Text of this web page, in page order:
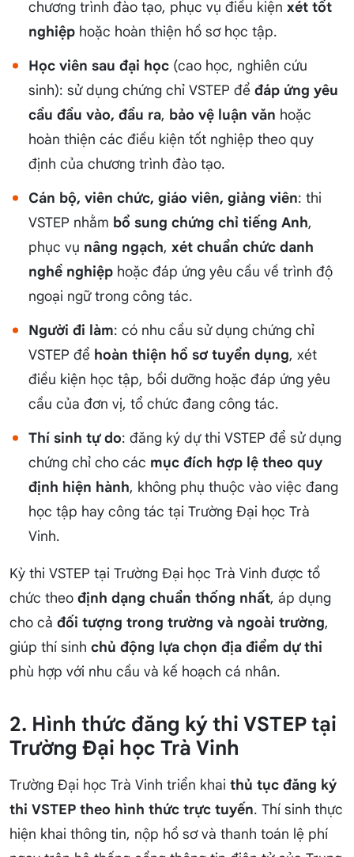
chương trình đào tạo, phục vụ điều kiện xét tốt
nghiệp hoặc hoàn thiện hồ sơ học tập.
Học viên sau đại học (cao học, nghiên cứu
sinh): sử dụng chứng chỉ VSTEP để đáp ứng yêu
cầu đầu vào, đầu ra, bảo vệ luận văn hoặc
hoàn thiện các điều kiện tốt nghiệp theo quy
định của chương trình đào tạo.
Cán bộ, viên chức, giáo viên, giảng viên: thi
VSTEP nhằm bổ sung chứng chỉ tiếng Anh,
phục vụ nâng ngạch, xét chuẩn chức danh
nghề nghiệp hoặc đáp ứng yêu cầu về trình độ
ngoại ngữ trong công tác.
Người đi làm: có nhu cầu sử dụng chứng chỉ
VSTEP để hoàn thiện hồ sơ tuyển dụng, xét
điều kiện học tập, bồi dưỡng hoặc đáp ứng yêu
cầu của đơn vị, tổ chức đang công tác.
Thí sinh tự do: đăng ký dự thi VSTEP để sử dụng
chứng chỉ cho các mục đích hợp lệ theo quy
định hiện hành, không phụ thuộc vào việc đang
học tập hay công tác tại Trường Đại học Trà
Vinh.
Kỳ thi VSTEP tại Trường Đại học Trà Vinh được tổ
chức theo định dạng chuẩn thống nhất, áp dụng
cho cả đối tượng trong trường và ngoài trường,
giúp thí sinh chủ động lựa chọn địa điểm dự thi
phù hợp với nhu cầu và kế hoạch cá nhân.
2. Hình thức đăng ký thi VSTEP tại
Trường Đại học Trà Vinh
Trường Đại học Trà Vinh triển khai thủ tục đăng ký
thi VSTEP theo hình thức trực tuyến. Thí sinh thực
hiện khai thông tin, nộp hồ sơ và thanh toán lệ phí